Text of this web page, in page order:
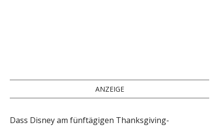
ANZEIGE
Dass Disney am fünftägigen Thanksgiving-